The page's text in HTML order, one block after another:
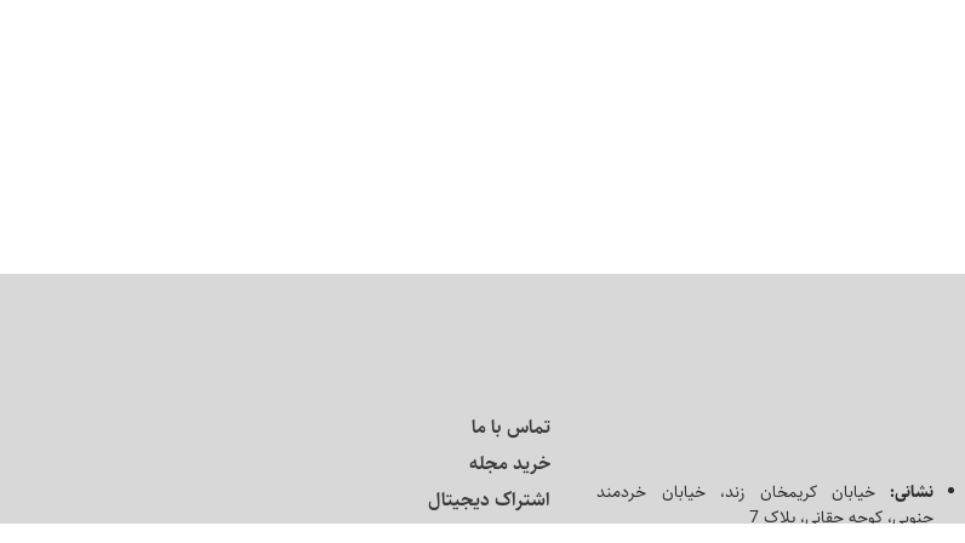
نشانی:خیابان کریمخان زند، خیابان خردمند
جنوبی، کوچه حقانی، پلاک 7
تماس با ما
خرید مجله
اشتراک دیجیتال